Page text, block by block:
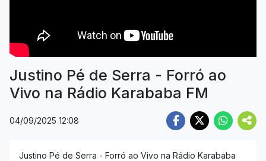
Justino Pé de Serra - Forró ao
Vivo na Rádio Karababa FM
04/09/2025 12:08
Justino Pé de Serra - Forró ao Vivo na Rádio Karababa